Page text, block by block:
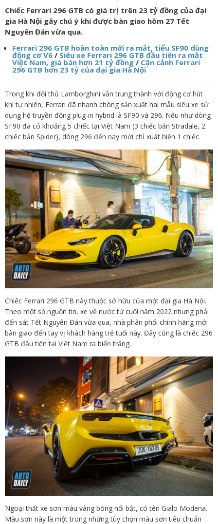
Chiếc Ferrari 296 GTB có giá trị trên 23 tỷ đồng của đại
gia Hà Nội gây chú ý khi được bàn giao hôm 27 Tết
Nguyên Đán vừa qua.
Ferrari 296 GTB hoàn toàn mới ra mắt, tiểu SF90 dùng
động cơ V6 / Siêu xe Ferrari 296 GTB đầu tiên ra mắt
Việt Nam, giá bán hơn 21 tỷ đồng / Cận cảnh Ferrari
296 GTB hơn 23 tỷ của đại gia Hà Nội
Trong khi đối thủ Lamborghini vẫn trung thành với động cơ hút
khí tự nhiên, Ferrari đã nhanh chóng sản xuất hai mẫu siêu xe sử
dụng hệ truyền động plug-in hybrid là SF90 và 296. Nếu như dòng
SF90 đã có khoảng 5 chiếc tại Việt Nam (3 chiếc bản Stradale, 2
chiếc bản Spider), dòng 296 đến nay mới chỉ xuất hiện 1 chiếc.
Chiếc Ferrari 296 GTB này thuộc sở hữu của một đại gia Hà Nội.
Theo một số nguồn tin, xe về nước từ cuối năm 2022 nhưng phải
đến sát Tết Nguyên Đán vừa qua, nhà phân phối chính hãng mới
bàn giao đến tay vị khách hàng trẻ tuổi này. Đây cũng là chiếc 296
GTB đầu tiên tại Việt Nam ra biển trắng.
Ngoại thất xe sơn màu vàng bóng nổi bật, có tên Gialo Modena.
Màu sơn này là một trong những tùy chọn màu sơn tiêu chuẩn